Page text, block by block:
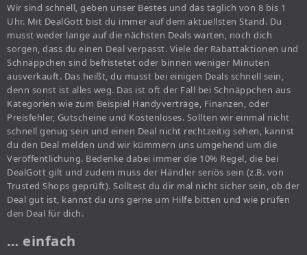
Wir sind schnell, geben unser Bestes und das täglich von 8 bis 1
Uhr. Mit DealGott bist du immer auf dem aktuellsten Stand. Du
musst weder lange auf die nächsten Deals warten, noch dich
sorgen, dass du einen Deal verpasst. Viele der Rabattaktionen und
Schnäppchen sind befristetet oder binnen weniger Minuten
ausverkauft. Das heißt, du musst bei einigen Deals schnell sein,
denn sonst ist alles weg. Das ist oft der Fall bei Schnäppchen aus
Kategorien wie zum Beispiel Handyverträge, Finanzen, oder
Preisfehler, Gutscheine und Kostenloses. Sollten wir einmal nicht
schnell genug sein und einen Deal nicht rechtzeitig sehen, kannst
du den Deal melden und wir kümmern uns umgehend um die
Veröffentlichung. Bedenke dabei immer die 10% Regel, die bei
DealGott gilt und zudem muss der Händler seriös sein (z.B. von
Trusted Shops geprüft). Solltest du dir mal nicht sicher sein, ob der
Deal gut ist, kannst du uns gerne um Hilfe bitten und wie prüfen
den Deal für dich.
… einfach